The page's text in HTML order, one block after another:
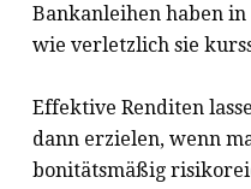
Bankanleihen haben
wie verletzlich sie
Effektive Renditen
dann erzielen, wenn
bonitätsmäßig